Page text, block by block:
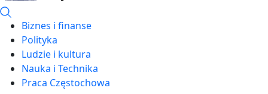
Biznes i finanse
Polityka
Ludzie i kultura
Nauka i Technika
Praca Częstochowa